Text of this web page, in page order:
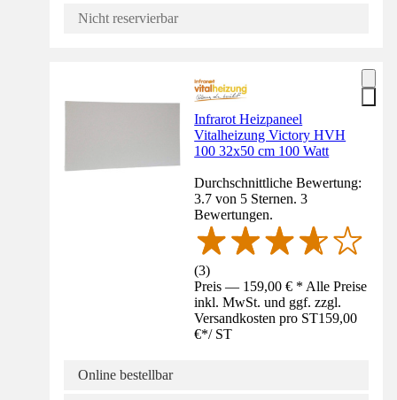
Nicht reservierbar
Infrarot Heizpaneel
Vitalheizung Victory HVH
100 32x50 cm 100 Watt
Durchschnittliche Bewertung:
3.7 von 5 Sternen. 3
Bewertungen.
(3)
Preis — 159,00 € * Alle Preise
inkl. MwSt. und ggf. zzgl.
Versandkosten pro ST159,00
€*/ ST
Online bestellbar